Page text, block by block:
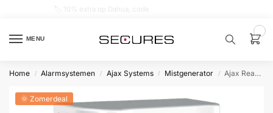
MENU
product…
Home / Alarmsystemen / Ajax Systems / Mistgenerator / Ajax Ready Mistgenerator tot 800m³
🌞 Zomerdeal